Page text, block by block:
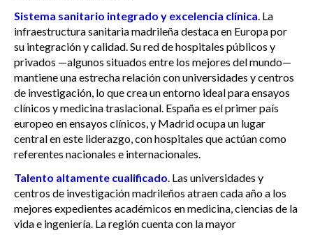
Sistema sanitario integrado y excelencia clínica. La
infraestructura sanitaria madrileña destaca en Europa por
su integración y calidad. Su red de hospitales públicos y
privados —algunos situados entre los mejores del mundo—
mantiene una estrecha relación con universidades y centros
de investigación, lo que crea un entorno ideal para ensayos
clínicos y medicina traslacional. España es el primer país
europeo en ensayos clínicos, y Madrid ocupa un lugar
central en este liderazgo, con hospitales que actúan como
referentes nacionales e internacionales.
Talento altamente cualificado. Las universidades y
centros de investigación madrileños atraen cada año a los
mejores expedientes académicos en medicina, ciencias de la
vida e ingeniería. La región cuenta con la mayor